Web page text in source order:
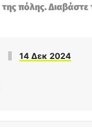
πόλης. Διαβάστε
14 Δεκ 2024